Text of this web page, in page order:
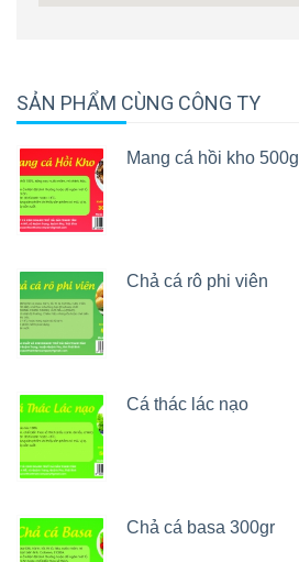
SẢN PHẨM CÙNG CÔNG TY
Mang cá hồi kho 500g
Chả cá rô phi viên
Cá thác lác nạo
Chả cá basa 300gr